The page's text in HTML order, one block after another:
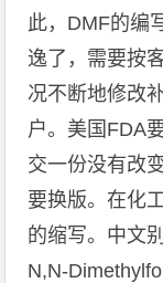
此，DMF的编
逸了，需要按
况不断地修改
户。美国FDA
交一份没有改
要换版。在化
的缩写。中文
N,N-